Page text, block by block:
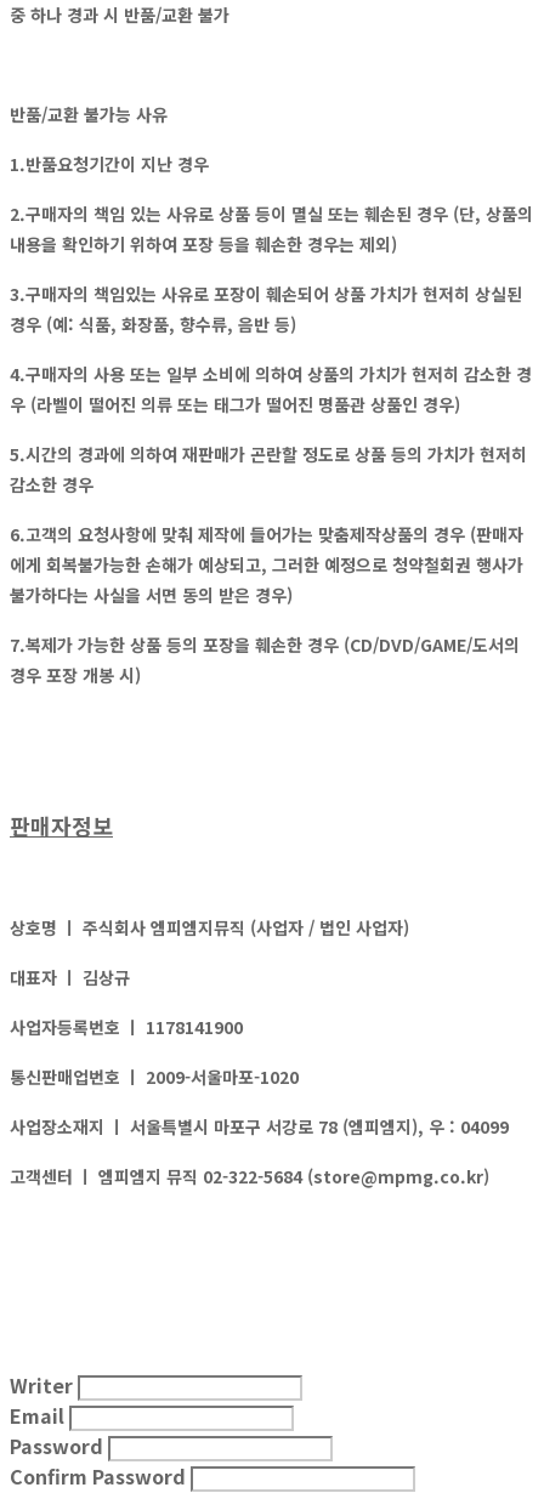
중 하나 경과 시 반품/교환 불가
반품/교환 불가능 사유
1.반품요청기간이 지난 경우
2.구매자의 책임 있는 사유로 상품 등이 멸실 또는 훼손된 경우 (단, 상품의
내용을 확인하기 위하여 포장 등을 훼손한 경우는 제외)
3.구매자의 책임있는 사유로 포장이 훼손되어 상품 가치가 현저히 상실된
경우 (예: 식품, 화장품, 향수류, 음반 등)
4.구매자의 사용 또는 일부 소비에 의하여 상품의 가치가 현저히 감소한 경
우 (라벨이 떨어진 의류 또는 태그가 떨어진 명품관 상품인 경우)
5.시간의 경과에 의하여 재판매가 곤란할 정도로 상품 등의 가치가 현저히
감소한 경우
6.고객의 요청사항에 맞춰 제작에 들어가는 맞춤제작상품의 경우 (판매자
에게 회복불가능한 손해가 예상되고, 그러한 예정으로 청약철회권 행사가
불가하다는 사실을 서면 동의 받은 경우)
7.복제가 가능한 상품 등의 포장을 훼손한 경우 (CD/DVD/GAME/도서의
경우 포장 개봉 시)
판매자정보
상호명 ㅣ 주식회사 엠피엠지뮤직 (사업자 / 법인 사업자)
대표자 ㅣ 김상규
사업자등록번호 ㅣ 1178141900
통신판매업번호 ㅣ 2009-서울마포-1020
사업장소재지 ㅣ 서울특별시 마포구 서강로 78 (엠피엠지), 우 : 04099
고객센터 ㅣ 엠피엠지 뮤직 02-322-5684 (store@mpmg.co.kr)
Writer
Email
Password
Confirm Password